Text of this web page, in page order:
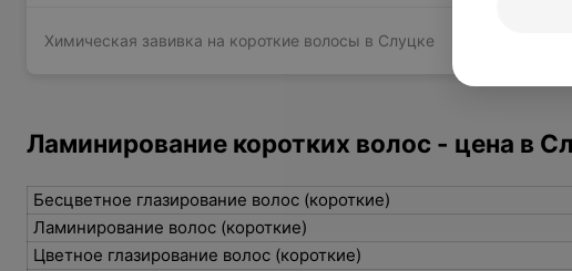
Химическая завивка на короткие волосы в Слуцке
Ламинирование коротких волос - цена в
Бесцветное глазирование волос (короткие)
Ламинирование волос (короткие)
Цветное глазирование волос (короткие)